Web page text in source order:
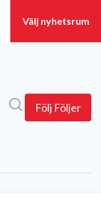
Följ Följer